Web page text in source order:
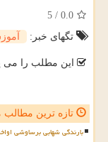
0.0
/
5
تگهای خبر:
این مطلب را می
تازه ترین مطالب
بارندگی شهابی برساوشی